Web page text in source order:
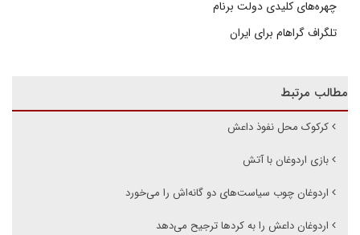
چهره‌های کلیدی دولت برنام
تلگراف گراهام برای ایران
مطالب مرتبط
کرکوک محل نفوذ داعش
بازی اردوغان با آتش
اردوغان چوب سیاست‌های دو گانه‌اش را می‌خورد
اردوغان داعش را به کردها ترجیح می‌دهد